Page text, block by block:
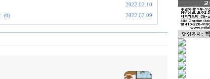
2022.02.10
(0) 2022.02.09